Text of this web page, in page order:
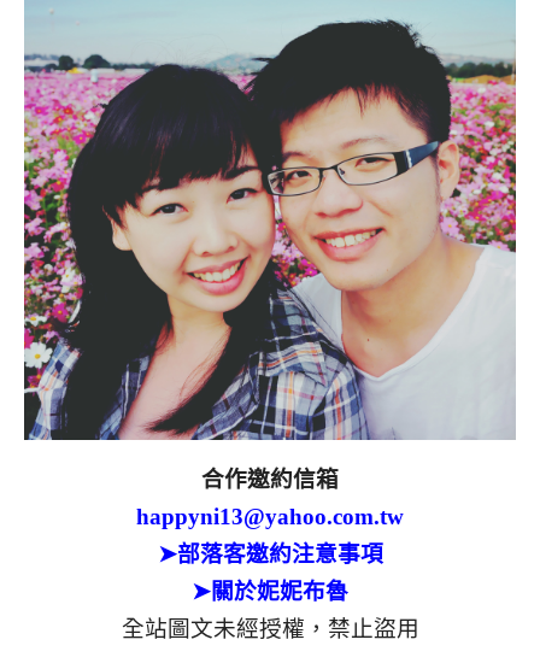
合作邀約信箱
happyni13@yahoo.com.tw
➤部落客邀約注意事項
➤關於妮妮布魯
全站圖文未經授權，禁止盜用